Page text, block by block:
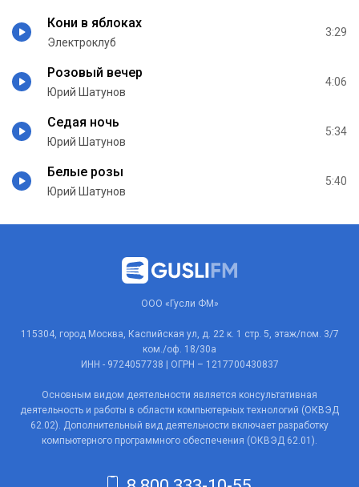
Кони в яблоках
Электроклуб
3:29
Розовый вечер
Юрий Шатунов
4:06
Седая ночь
Юрий Шатунов
5:34
Белые розы
Юрий Шатунов
5:40
ООО «Гусли ФМ»
115304, город Москва, Каспийская ул, д. 22 к. 1 стр. 5, этаж/пом. 3/7
ком./оф. 18/30а
ИНН - 9724057738 | ОГРН – 1217700430837
Основным видом деятельности является консультативная
деятельность и работы в области компьютерных технологий (ОКВЭД
62.02). Дополнительный вид деятельности включает разработку
компьютерного программного обеспечения (ОКВЭД 62.01).